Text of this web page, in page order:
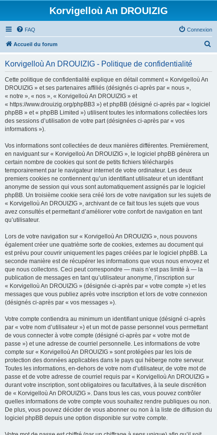
Korvigelloù An DROUIZIG
FAQ Connexion
Accueil du forum
Korvigelloù An DROUIZIG - Politique de confidentialité
Cette politique de confidentialité explique en détail comment « Korvigelloù An
DROUIZIG » et ses partenaires affiliés (désignés ci-après par « nous »,
« notre », « nos », « Korvigelloù An DROUIZIG » et
« https://www.drouizig.org/phpBB3 ») et phpBB (désigné ci-après par « logiciel
phpBB » et « phpBB Limited ») utilisent toutes les informations collectées lors
des sessions d’utilisation de votre part (désignées ci-après par « vos
informations »).
Vos informations sont collectées de deux manières différentes. Premièrement,
en naviguant sur « Korvigelloù An DROUIZIG », le logiciel phpBB génèrera un
certain nombre de cookies qui sont de petits fichiers téléchargés
temporairement par le navigateur internet de votre ordinateur. Les deux
premiers cookies ne contiennent qu’un identifiant utilisateur et un identifiant
anonyme de session qui vous sont automatiquement assignés par le logiciel
phpBB. Un troisième cookie sera créé lors de votre navigation sur les sujets de
« Korvigelloù An DROUIZIG », archivant de ce fait tous les sujets que vous
avez consultés et permettant d’améliorer votre confort de navigation en tant
qu’utilisateur.
Lors de votre navigation sur « Korvigelloù An DROUIZIG », nous pouvons
également créer une quatrième sorte de cookies, externes au document qui
est prévu pour couvrir uniquement les pages créées par le logiciel phpBB. La
seconde manière est de récupérer les informations que vous nous envoyez et
que nous collectons. Ceci peut correspondre — mais n’est pas limité à — la
publication de messages en tant qu’utilisateur anonyme, l’inscription sur
« Korvigelloù An DROUIZIG » (désignée ci-après par « votre compte ») et les
messages que vous publiez après votre inscription et lors de votre connexion
(désignés ci-après par « vos messages »).
Votre compte contiendra au minimum un identifiant unique (désigné ci-après
par « votre nom d’utilisateur ») et un mot de passe personnel vous permettant
de vous connecter à votre compte (désigné ci-après par « votre mot de
passe ») et une adresse de courriel personnelle. Les informations de votre
compte sur « Korvigelloù An DROUIZIG » sont protégées par les lois de
protection des données applicables dans le pays qui héberge notre serveur.
Toutes les informations, en-dehors de votre nom d’utilisateur, de votre mot de
passe et de votre adresse de courriel requis par « Korvigelloù An DROUIZIG »
durant votre inscription, sont obligatoires ou facultatives, à la seule discrétion
de « Korvigelloù An DROUIZIG ». Dans tous les cas, vous pouvez contrôler
quelles informations de votre compte vous souhaitez rendre publiques ou non.
De plus, vous pouvez décider de vous abonner ou non à la liste de diffusion du
logiciel phpBB depuis une option disponible sur votre compte.